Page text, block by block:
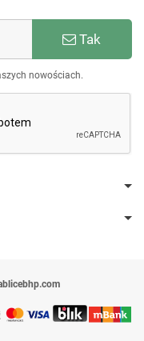
Tak
nowościach.